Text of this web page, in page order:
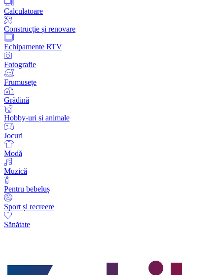
Calculatoare
Construcție și renovare
Echipamente RTV
Fotografie
Frumuseţe
Grădină
Hobby-uri și animale
Jocuri
Modă
Muzică
Pentru bebeluș
Sport și recreere
Sănătate